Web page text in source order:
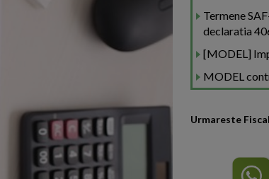
Termene
declaratia
[MODEL]
MODEL
Urmareste